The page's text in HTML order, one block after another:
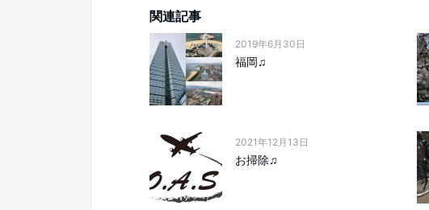
関連記事
2019年6月30日
福岡♫
2021年12月13日
お掃除♫